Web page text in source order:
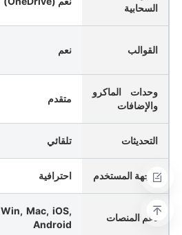
السحابية
القوالب نعم
وحدات الماكرو
والإضافات
متقدم
التحديثات تلقائي
واجهة المستخدم احترافية
دعم المنصات
Win, Mac, iOS,
Android